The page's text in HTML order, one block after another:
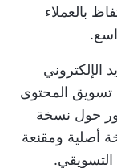
بالعملاء
الإلكتروني
تسويق المحتوى
حول نسخة
أصلية ومقنعة